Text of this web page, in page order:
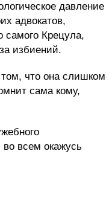
давление
адвокатов,
самого Крецула,
избиений.
что она слишком
сама кому,
всем окажусь